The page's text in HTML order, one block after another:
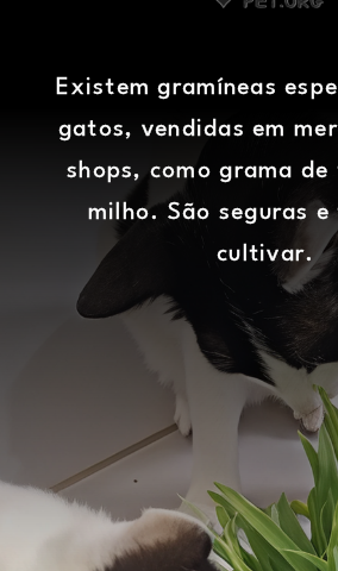
Existem gramíneas
gatos, vendidas em
shops, como grama
milho. São seguras
cultivar.